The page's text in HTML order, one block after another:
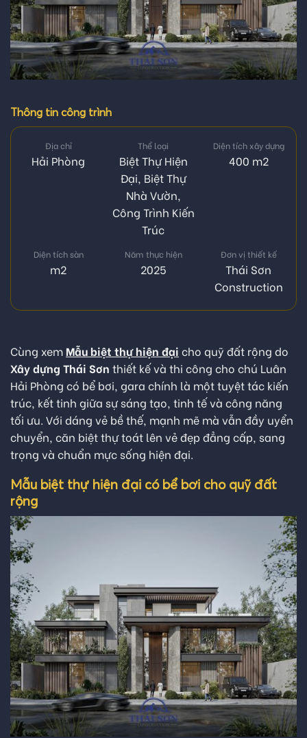
Thông tin công trình
Địa chỉ
Hải Phòng
Thể loại
Biệt Thự Hiện
Đại Biệt Thự
Nhà Vườn
Công Trình Kiến
Trúc
Diện tích xây dựng
400 m2
Diện tích sàn
m2
Năm thực hiện
2025
Đơn vị thiết kế
Thái Sơn
Construction
Cùng xem Mẫu biệt thự hiện đại cho quỹ đất rộng do
Xây dựng Thái Sơn thiết kế và thi công cho chú Luân
Hải Phòng có bể bơi, gara chính là một tuyệt tác kiến
trúc, kết tinh giữa sự sáng tạo, tinh tế và công năng
tối ưu. Với dáng vẻ bề thế, mạnh mẽ mà vẫn đầy uyển
chuyển, căn biệt thự toát lên vẻ đẹp đẳng cấp, sang
trọng và chuẩn mực sống hiện đại.
Mẫu biệt thự hiện đại có bể bơi cho quỹ đất
rộng